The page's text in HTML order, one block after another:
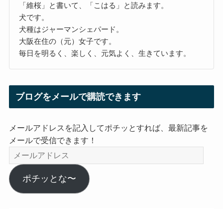
「維桜」と書いて、「こはる」と読みます。
犬です。
犬種はジャーマンシェパード。
大阪在住の（元）女子です。
毎日を明るく、楽しく、元気よく、生きています。
ブログをメールで購読できます
メールアドレスを記入してポチッとすれば、最新記事を
メールで受信できます！
メ
ー
ル
ア
ポチッとな〜